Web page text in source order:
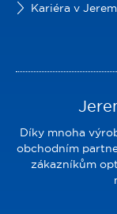
Kariéra v
Díky mnoha
obchodním
zákazníkům